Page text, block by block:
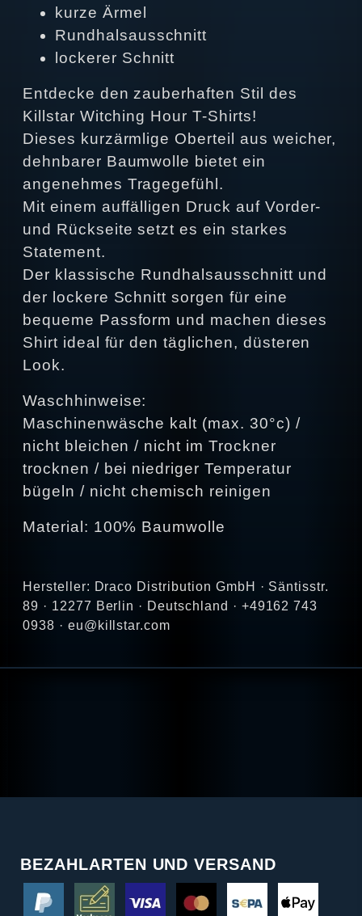
kurze Ärmel
Rundhalsausschnitt
lockerer Schnitt
Entdecke den zauberhaften Stil des
Killstar Witching Hour T-Shirts!
Dieses kurzärmlige Oberteil aus weicher,
dehnbarer Baumwolle bietet ein
angenehmes Tragegefühl.
Mit einem auffälligen Druck auf Vorder-
und Rückseite setzt es ein starkes
Statement.
Der klassische Rundhalsausschnitt und
der lockere Schnitt sorgen für eine
bequeme Passform und machen dieses
Shirt ideal für den täglichen, düsteren
Look.
Waschhinweise:
Maschinenwäsche kalt (max. 30°c) /
nicht bleichen / nicht im Trockner
trocknen / bei niedriger Temperatur
bügeln / nicht chemisch reinigen
Material: 100% Baumwolle
Hersteller: Draco Distribution GmbH · Säntisstr.
89 · 12277 Berlin · Deutschland · +49162 743
0938 · eu@killstar.com
BEZAHLARTEN UND VERSAND